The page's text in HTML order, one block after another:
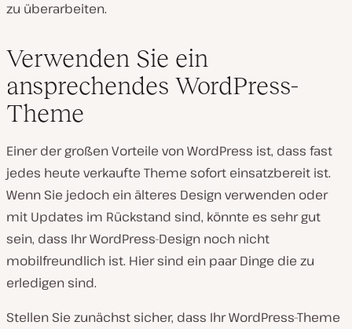
zu überarbeiten.
Verwenden Sie ein
ansprechendes WordPress-
Theme
Einer der großen Vorteile von WordPress ist, dass fast
jedes heute verkaufte Theme sofort einsatzbereit ist.
Wenn Sie jedoch ein älteres Design verwenden oder
mit Updates im Rückstand sind, könnte es sehr gut
sein, dass Ihr WordPress-Design noch nicht
mobilfreundlich ist. Hier sind ein paar Dinge die zu
erledigen sind.
Stellen Sie zunächst sicher, dass Ihr WordPress-Theme